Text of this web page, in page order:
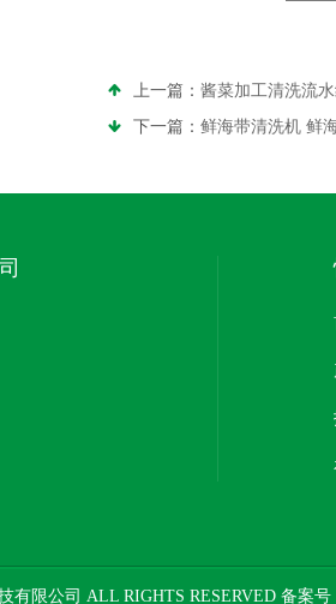
上一篇： 酱菜加工清洗流
下一篇： 鲜海带清洗机 鲜
限公司 ALL RIGHTS RESERVED 备案号